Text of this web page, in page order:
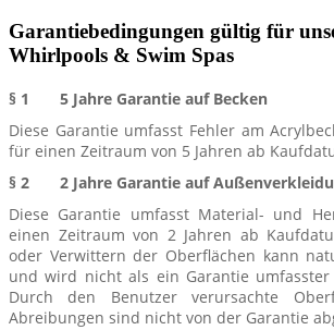
Garantiebedingungen gültig für
Whirlpools & Swim Spas
§ 1 5 Jahre Garantie auf Becken
Diese Garantie umfasst Fehler am
für einen Zeitraum von 5 Jahren ab
§ 2 2 Jahre Garantie auf
Diese Garantie umfasst Material- und
einen Zeitraum von 2 Jahren ab
oder Verwittern der Oberflächen kann
und wird nicht als ein Garantie
Durch den Benutzer verursachte
Abreibungen sind nicht von der Garantie